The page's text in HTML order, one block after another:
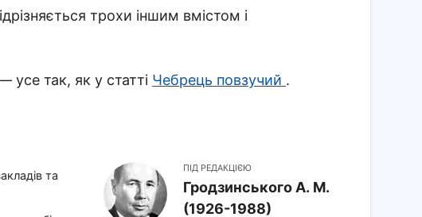
трохи іншим вмістом і
усе так, як у статті Чебрець повзучий .
та
ПІД РЕДАКЦІЄЮ
Гродзинського A. M.
(1926-1988)